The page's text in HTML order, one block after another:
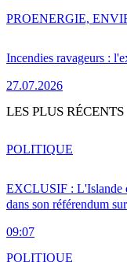
Incendies ravageurs :
27.07.2026
PROENERGIE,
LES PLUS RÉCENTS
EXCLUSIF : L'Islande
dans son référendum
09:07
POLITIQUE
POLITIQUE